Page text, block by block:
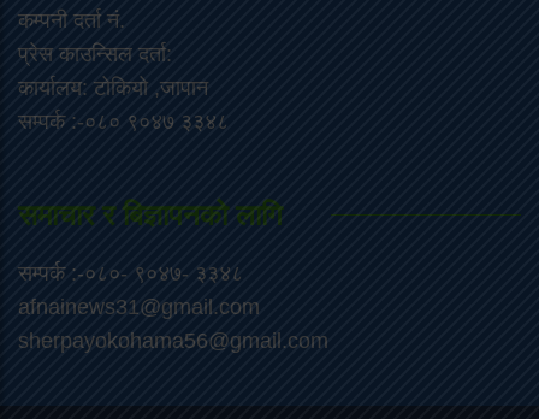
कम्पनी दर्ता नं.
प्रेस काउन्सिल दर्ता:
कार्यालय: टोकियो ,जापान
सम्पर्क :-०८० ९०४७ ३३४८
समाचार र बिज्ञापनको लागि
सम्पर्क :-०८०- ९०४७- ३३४८
afnainews31@gmail.com
sherpayokohama56@gmail.com